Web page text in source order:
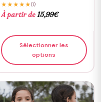
★★★★★(1)
À partir de15,99€
Sélectionner les
options